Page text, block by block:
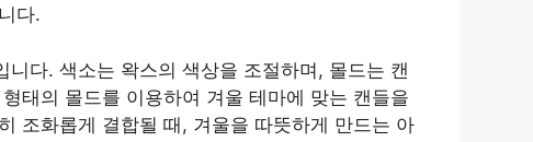
다.
다. 색소는 왁스의 색상을 조절하며, 몰드는 캔
태의 몰드를 이용하여 겨울 테마에 맞는 캔들을
조화롭게 결합될 때, 겨울을 따뜻하게 만드는 아